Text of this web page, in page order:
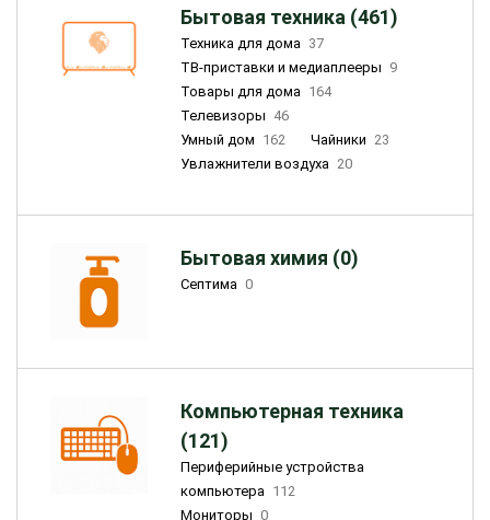
Бытовая техника (461)
Техника для дома 37
ТВ-приставки и медиаплееры 9
Товары для дома 164
Телевизоры 46
Умный дом 162 Чайники 23
Увлажнители воздуха 20
Бытовая химия (0)
Септима 0
Компьютерная техника
(121)
Периферийные устройства
компьютера 112
Мониторы 0